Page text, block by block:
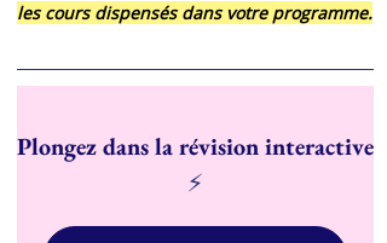
les cours dispensés dans votre programme.
Plongez dans la révision interactive
⚡